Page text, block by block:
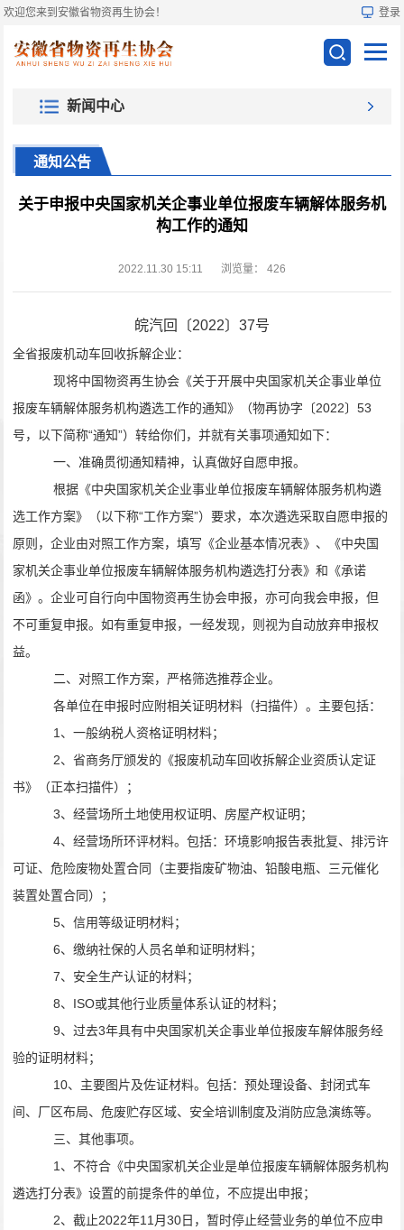
欢迎您来到安徽省物资再生协会！ 登录
新闻中心
通知公告
关于申报中央国家机关企事业单位报废车辆解体服务机
构工作的通知
2022.11.30 15:11 浏览量： 426
皖汽回〔2022〕37号
全省报废机动车回收拆解企业：
现将中国物资再生协会《关于开展中央国家机关企事业单位
报废车辆解体服务机构遴选工作的通知》（物再协字〔2022〕53
号，以下简称“通知”）转给你们，并就有关事项通知如下：
一、准确贯彻通知精神，认真做好自愿申报。
根据《中央国家机关企业事业单位报废车辆解体服务机构遴
选工作方案》（以下称“工作方案”）要求，本次遴选采取自愿申报的
原则，企业由对照工作方案，填写《企业基本情况表》、《中央国
家机关企事业单位报废车辆解体服务机构遴选打分表》和《承诺
函》。企业可自行向中国物资再生协会申报，亦可向我会申报，但
不可重复申报。如有重复申报，一经发现，则视为自动放弃申报权
益。
二、对照工作方案，严格筛选推荐企业。
各单位在申报时应附相关证明材料（扫描件）。主要包括：
1、一般纳税人资格证明材料；
2、省商务厅颁发的《报废机动车回收拆解企业资质认定证
书》（正本扫描件）；
3、经营场所土地使用权证明、房屋产权证明；
4、经营场所环评材料。包括：环境影响报告表批复、排污许
可证、危险废物处置合同（主要指废矿物油、铅酸电瓶、三元催化
装置处置合同）；
5、信用等级证明材料；
6、缴纳社保的人员名单和证明材料；
7、安全生产认证的材料；
8、 ISO或其他行业质量体系认证的材料；
9、过去3年具有中央国家机关企事业单位报废车解体服务经
验的证明材料；
10、主要图片及佐证材料。包括：预处理设备、封闭式车
间、厂区布局、危废贮存区域、安全培训制度及消防应急演练等。
三、其他事项。
1、不符合《中央国家机关企业是单位报废车辆解体服务机构
遴选打分表》设置的前提条件的单位，不应提出申报；
2、截止2022年11 月30日，暂时停止经营业务的单位不应申